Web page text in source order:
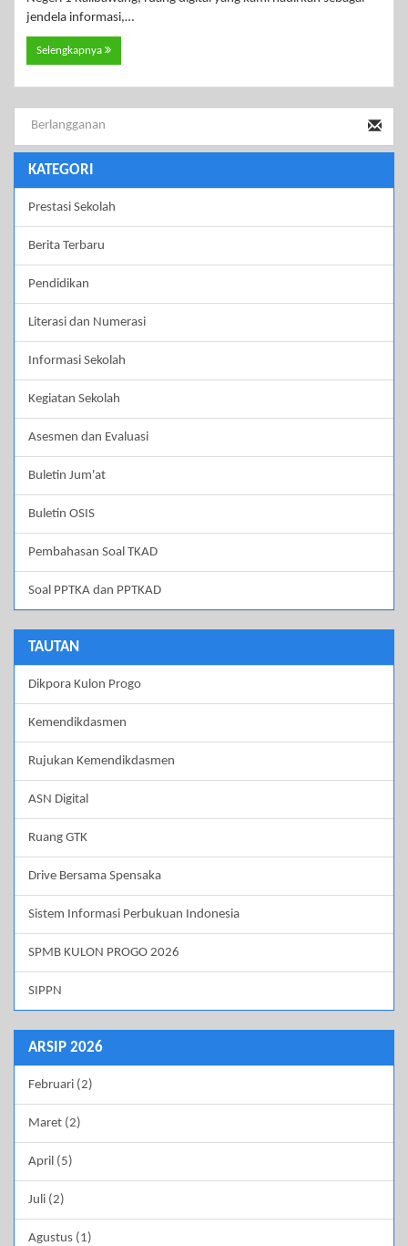
jendela informasi,…
Selengkapnya
KATEGORI
Prestasi Sekolah
Berita Terbaru
Pendidikan
Literasi dan Numerasi
Informasi Sekolah
Kegiatan Sekolah
Asesmen dan Evaluasi
Buletin Jum'at
Buletin OSIS
Pembahasan Soal TKAD
Soal PPTKA dan PPTKAD
TAUTAN
Dikpora Kulon Progo
Kemendikdasmen
Rujukan Kemendikdasmen
ASN Digital
Ruang GTK
Drive Bersama Spensaka
Sistem Informasi Perbukuan Indonesia
SPMB KULON PROGO 2026
SIPPN
ARSIP 2026
Februari (2)
Maret (2)
April (5)
Juli (2)
Agustus (1)